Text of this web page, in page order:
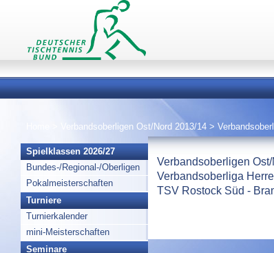
Verbandsoberligen Ost/Nord 2013/14 >
Spielklassen 2026/27
Bundes-/Regional-/Oberligen
Pokalmeisterschaften
Turniere
Turnierkalender
mini-Meisterschaften
Seminare
Verbandsoberligen
Verbandsoberliga
TSV Rostock Süd -